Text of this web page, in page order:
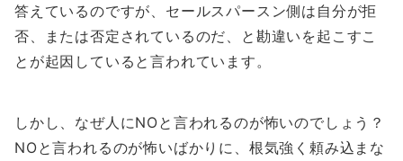
答えているのですが、セールスパースン側は自分が拒
否、または否定されているのだ、と勘違いを起こすこ
とが起因していると言われています。
しかし、なぜ人にNOと言われるのが怖いのでしょう？
NOと言われるのが怖いばかりに、根気強く頼み込まな